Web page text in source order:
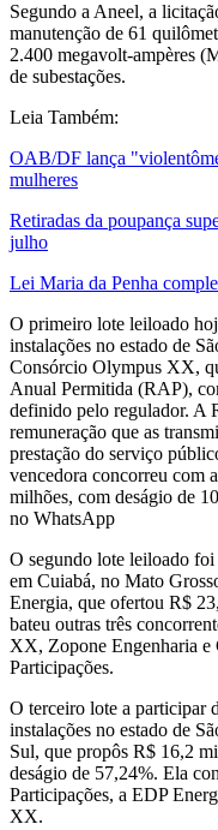
Segundo a Aneel, a
manutenção de 61
2.400 megavolt-ampères
de subestações.
Leia Também:
OAB/DF lança
mulheres
Retiradas da poupança
julho
Lei Maria da Penha
O primeiro lote leiloado
instalações no estado de
Consórcio Olympus XX,
Anual Permitida (RAP),
definido pelo regulador. A
remuneração que as
prestação do serviço
vencedora concorreu com
milhões, com deságio de
no WhatsApp
O segundo lote leiloado
em Cuiabá, no Mato
Energia, que ofertou R$
bateu outras três
XX, Zopone Engenharia e
Participações.
O terceiro lote a participar
instalações no estado de
Sul, que propôs R$ 16,2
deságio de 57,24%. Ela
Participações, a EDP
XX.